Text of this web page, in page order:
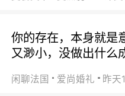
你的存在，本身就是
又渺小，没做出什么
闲聊法国 爱尚婚礼 昨天